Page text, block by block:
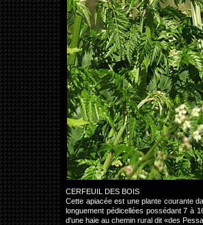
CERFEUIL DES BOIS
Cette apiacée est une plante courante
longuement pédicellées possédant 7 à
d'une haie au chemin rural dit «des